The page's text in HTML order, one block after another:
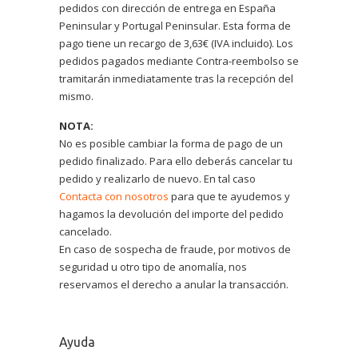
pedidos con dirección de entrega en España
Peninsular y Portugal Peninsular. Esta forma de
pago tiene un recargo de 3,63€ (IVA incluido). Los
pedidos pagados mediante Contra-reembolso se
tramitarán inmediatamente tras la recepción del
mismo.
NOTA:
No es posible cambiar la forma de pago de un
pedido finalizado. Para ello deberás cancelar tu
pedido y realizarlo de nuevo. En tal caso
Contacta con nosotros para que te ayudemos y
hagamos la devolución del importe del pedido
cancelado.
En caso de sospecha de fraude, por motivos de
seguridad u otro tipo de anomalía, nos
reservamos el derecho a anular la transacción.
Ayuda